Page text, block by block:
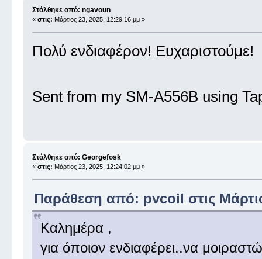
Στάλθηκε από: ngavoun
« στις: Μάρτιος 23, 2025, 12:29:16 μμ »
Πολύ ενδιαφέρον! Ευχαριστούμε!
Sent from my SM-A556B using
Στάλθηκε από: Georgefosk
« στις: Μάρτιος 23, 2025, 12:24:02 μμ »
Παράθεση από: pvcoil στις
Καλημέρα ,
για όποιον ενδιαφέρει..να